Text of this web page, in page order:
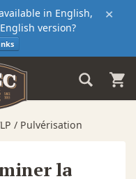
×
in English,
version?
/ Pulvérisation
la